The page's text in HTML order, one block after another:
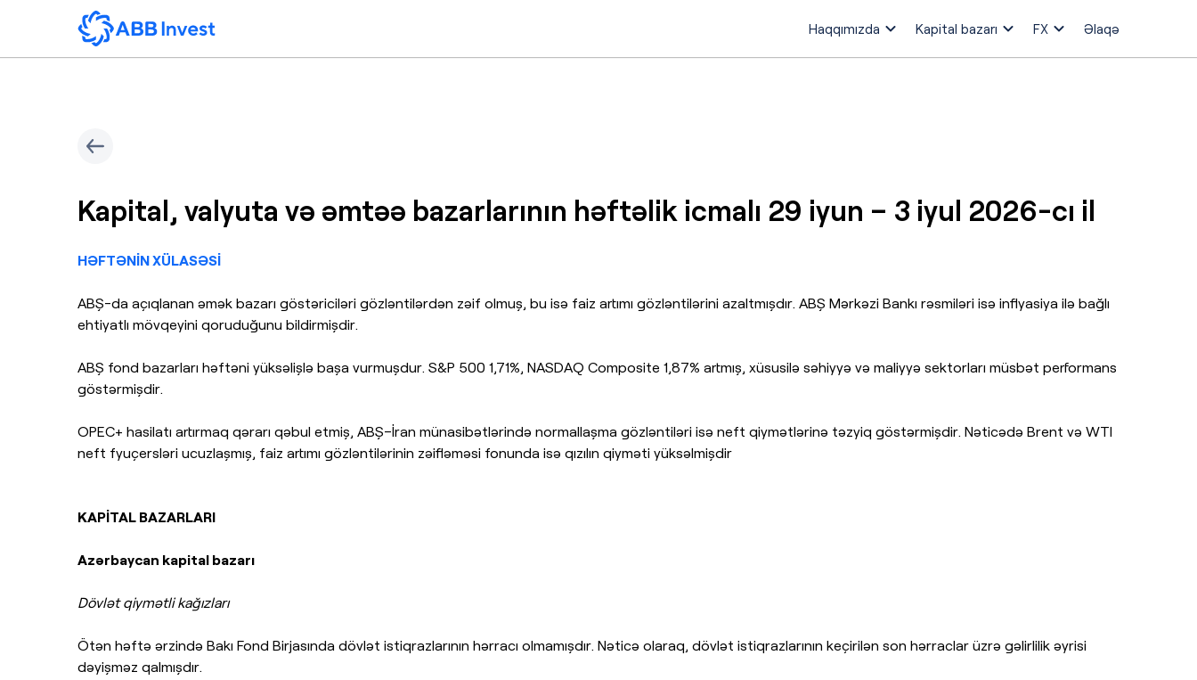
Haqqımızda Kapital bazarı FX Əlaqə
Kapital, valyuta və əmtəə bazarlarının həftəlik icmalı 29 iyun – 3 iyul 2026-cı il
HƏFTƏNİN XÜLASƏSİ
ABŞ-da açıqlanan əmək bazarı göstəriciləri gözləntilərdən zəif olmuş, bu isə faiz artımı gözləntilərini azaltmışdır. ABŞ Mərkəzi Bankı rəsmiləri isə inflyasiya ilə bağlı
ehtiyatlı mövqeyini qoruduğunu bildirmişdir.
ABŞ fond bazarları həftəni yüksəlişlə başa vurmuşdur. S&P 500 1,71%, NASDAQ Composite 1,87% artmış, xüsusilə səhiyyə və maliyyə sektorları müsbət performans
göstərmişdir.
OPEC+ hasilatı artırmaq qərarı qəbul etmiş, ABŞ–İran münasibətlərində normallaşma gözləntiləri isə neft qiymətlərinə təzyiq göstərmişdir. Nəticədə Brent və WTI
neft fyuçersləri ucuzlaşmış, faiz artımı gözləntilərinin zəifləməsi fonunda isə qızılın qiyməti yüksəlmişdir
KAPİTAL BAZARLARI
Azərbaycan kapital bazarı
Dövlət qiymətli kağızları
Ötən həftə ərzində Bakı Fond Birjasında dövlət istiqrazlarının hərracı olmamışdır. Nəticə olaraq, dövlət istiqrazlarının keçirilən son hərraclar üzrə gəlirlilik əyrisi
dəyişməz qalmışdır.